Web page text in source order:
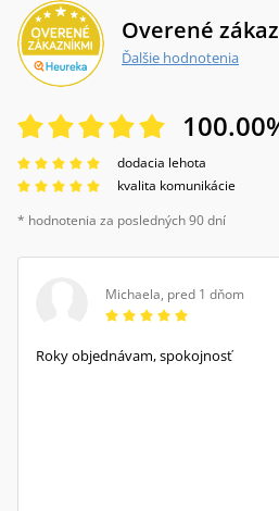
Overené
Ďalšie hodnotenia
100.00
dodacia lehota
kvalita komunikácie
* hodnotenia za posledných 90 dní
Michaela, pred 1 dňom
Roky objednávam, spokojnosť